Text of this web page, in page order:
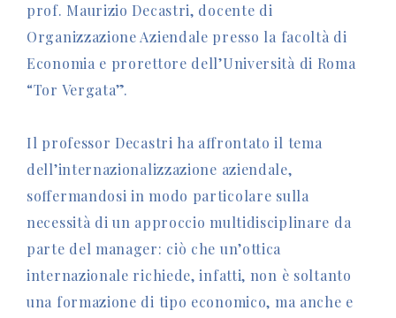
prof. Maurizio Decastri, docente di
Organizzazione Aziendale presso la facoltà di
Economia e prorettore dell’Università di Roma
“Tor Vergata”.
Il professor Decastri ha affrontato il tema
dell’internazionalizzazione aziendale,
soffermandosi in modo particolare sulla
necessità di un approccio multidisciplinare da
parte del manager: ciò che un’ottica
internazionale richiede, infatti, non è soltanto
una formazione di tipo economico, ma anche e